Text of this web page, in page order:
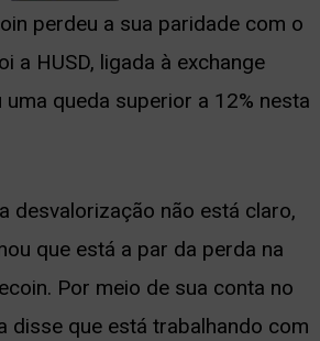
perdeu a sua paridade com o
a HUSD, ligada à exchange
queda superior a 12% nesta
desvalorização não está claro,
que está a par da perda na
Por meio de sua conta no
disse que está trabalhando com